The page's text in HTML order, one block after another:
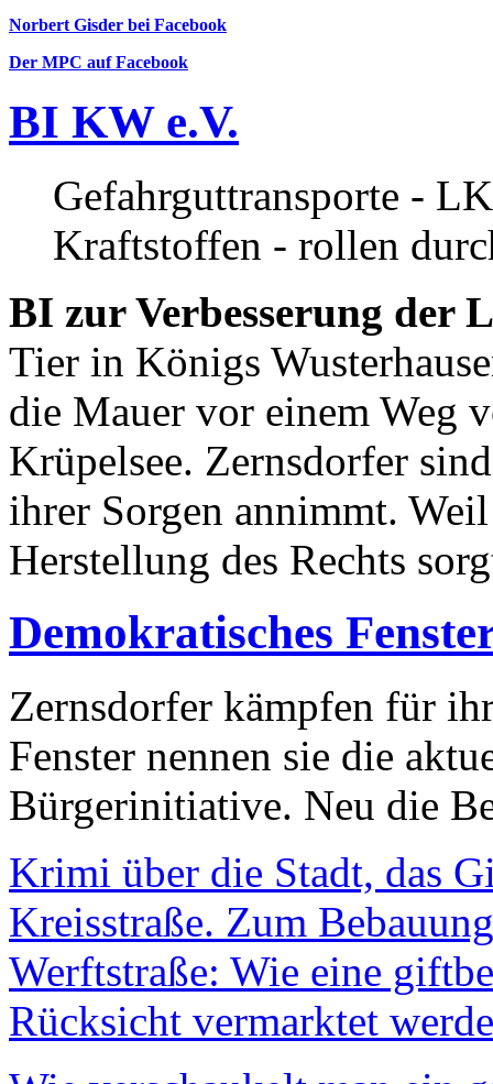
Norbert Gisder bei Facebook
Der MPC auf Facebook
BI KW e.V.
Gefahrguttransporte -
Kraftstoffen - rollen
BI zur Verbesserung der
Tier in Königs
die Mauer vor einem Weg
Krüpelsee. Zernsdorfer
ihrer Sorgen annimmt.
Herstellung des Rechts
Demokratisches
Zernsdorfer kämpfen für
Fenster nennen sie die
Bürgerinitiative. Neu die
Krimi über die Stadt, das
Kreisstraße. Zum
Werftstraße: Wie eine
Rücksicht vermarktet